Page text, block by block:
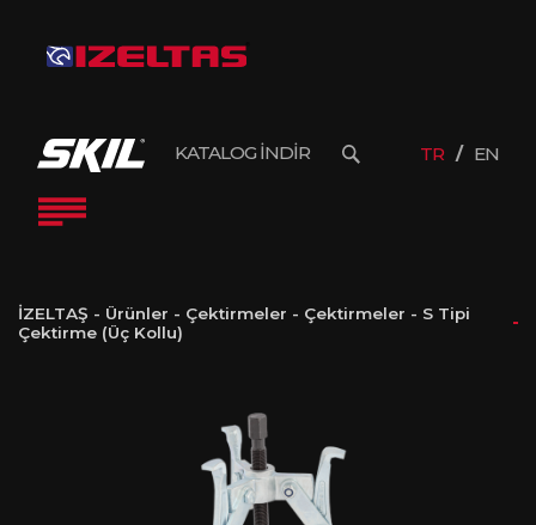
KATALOG İNDİR TR EN
İZELTAŞ - Ürünler - Çektirmeler - Çektirmeler - S Tipi
Çektirme (Üç Kollu)